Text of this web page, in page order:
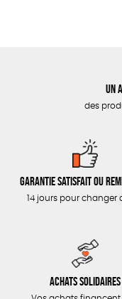
CUISINE / NUTRITION
ACCESSOIRES
Un
des
Garantie satisfait ou
14 jours pour changer
Achats solidaires